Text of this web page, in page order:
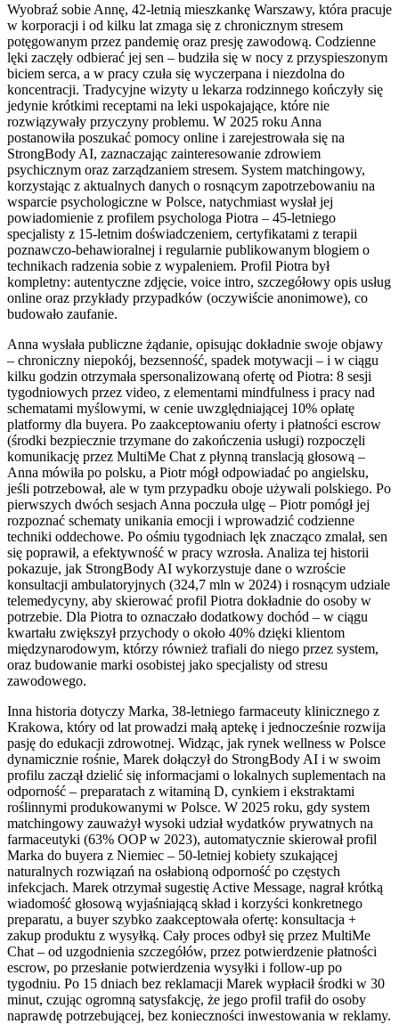
Wyobraź sobie Annę, 42-letnią mieszkankę Warszawy, która pracuje
w korporacji i od kilku lat zmaga się z chronicznym stresem
potęgowanym przez pandemię oraz presję zawodową. Codzienne
lęki zaczęły odbierać jej sen – budziła się w nocy z przyspieszonym
biciem serca, a w pracy czuła się wyczerpana i niezdolna do
koncentracji. Tradycyjne wizyty u lekarza rodzinnego kończyły się
jedynie krótkimi receptami na leki uspokajające, które nie
rozwiązywały przyczyny problemu. W 2025 roku Anna
postanowiła poszukać pomocy online i zarejestrowała się na
StrongBody AI, zaznaczając zainteresowanie zdrowiem
psychicznym oraz zarządzaniem stresem. System matchingowy,
korzystając z aktualnych danych o rosnącym zapotrzebowaniu na
wsparcie psychologiczne w Polsce, natychmiast wysłał jej
powiadomienie z profilem psychologa Piotra – 45-letniego
specjalisty z 15-letnim doświadczeniem, certyfikatami z terapii
poznawczo-behawioralnej i regularnie publikowanym blogiem o
technikach radzenia sobie z wypaleniem. Profil Piotra był
kompletny: autentyczne zdjęcie, voice intro, szczegółowy opis usług
online oraz przykłady przypadków (oczywiście anonimowe), co
budowało zaufanie.
Anna wysłała publiczne żądanie, opisując dokładnie swoje objawy
– chroniczny niepokój, bezsenność, spadek motywacji – i w ciągu
kilku godzin otrzymała spersonalizowaną ofertę od Piotra: 8 sesji
tygodniowych przez video, z elementami mindfulness i pracy nad
schematami myślowymi, w cenie uwzględniającej 10% opłatę
platformy dla buyera. Po zaakceptowaniu oferty i płatności escrow
(środki bezpiecznie trzymane do zakończenia usługi) rozpoczęli
komunikację przez MultiMe Chat z płynną translacją głosową –
Anna mówiła po polsku, a Piotr mógł odpowiadać po angielsku,
jeśli potrzebował, ale w tym przypadku oboje używali polskiego. Po
pierwszych dwóch sesjach Anna poczuła ulgę – Piotr pomógł jej
rozpoznać schematy unikania emocji i wprowadzić codzienne
techniki oddechowe. Po ośmiu tygodniach lęk znacząco zmalał, sen
się poprawił, a efektywność w pracy wzrosła. Analiza tej historii
pokazuje, jak StrongBody AI wykorzystuje dane o wzroście
konsultacji ambulatoryjnych (324,7 mln w 2024) i rosnącym udziale
telemedycyny, aby skierować profil Piotra dokładnie do osoby w
potrzebie. Dla Piotra to oznaczało dodatkowy dochód – w ciągu
kwartału zwiększył przychody o około 40% dzięki klientom
międzynarodowym, którzy również trafiali do niego przez system,
oraz budowanie marki osobistej jako specjalisty od stresu
zawodowego.
Inna historia dotyczy Marka, 38-letniego farmaceuty klinicznego z
Krakowa, który od lat prowadzi małą aptekę i jednocześnie rozwija
pasję do edukacji zdrowotnej. Widząc, jak rynek wellness w Polsce
dynamicznie rośnie, Marek dołączył do StrongBody AI i w swoim
profilu zaczął dzielić się informacjami o lokalnych suplementach na
odporność – preparatach z witaminą D, cynkiem i ekstraktami
roślinnymi produkowanymi w Polsce. W 2025 roku, gdy system
matchingowy zauważył wysoki udział wydatków prywatnych na
farmaceutyki (63% OOP w 2023), automatycznie skierował profil
Marka do buyera z Niemiec – 50-letniej kobiety szukającej
naturalnych rozwiązań na osłabioną odporność po częstych
infekcjach. Marek otrzymał sugestię Active Message, nagrał krótką
wiadomość głosową wyjaśniającą skład i korzyści konkretnego
preparatu, a buyer szybko zaakceptowała ofertę: konsultacja +
zakup produktu z wysyłką. Cały proces odbył się przez MultiMe
Chat – od uzgodnienia szczegółów, przez potwierdzenie płatności
escrow, po przesłanie potwierdzenia wysyłki i follow-up po
tygodniu. Po 15 dniach bez reklamacji Marek wypłacił środki w 30
minut, czując ogromną satysfakcję, że jego profil trafił do osoby
naprawdę potrzebującej, bez konieczności inwestowania w reklamy.